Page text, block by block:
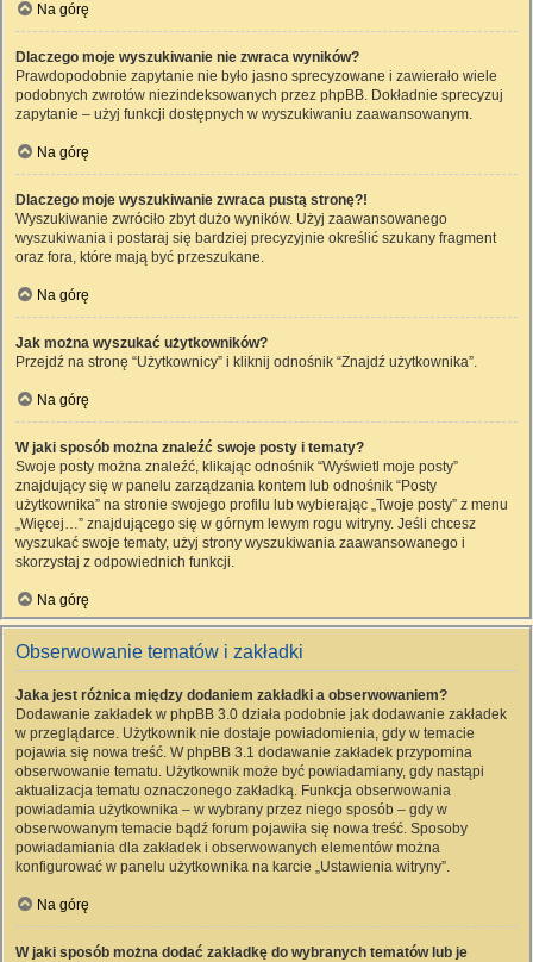
Na górę
Dlaczego moje wyszukiwanie nie zwraca wyników?
Prawdopodobnie zapytanie nie było jasno sprecyzowane i zawierało wiele
podobnych zwrotów niezindeksowanych przez phpBB. Dokładnie sprecyzuj
zapytanie – użyj funkcji dostępnych w wyszukiwaniu zaawansowanym.
Na górę
Dlaczego moje wyszukiwanie zwraca pustą stronę?!
Wyszukiwanie zwróciło zbyt dużo wyników. Użyj zaawansowanego
wyszukiwania i postaraj się bardziej precyzyjnie określić szukany fragment
oraz fora, które mają być przeszukane.
Na górę
Jak można wyszukać użytkowników?
Przejdź na stronę “Użytkownicy” i kliknij odnośnik “Znajdź użytkownika”.
Na górę
W jaki sposób można znaleźć swoje posty i tematy?
Swoje posty można znaleźć, klikając odnośnik “Wyświetl moje posty”
znajdujący się w panelu zarządzania kontem lub odnośnik “Posty
użytkownika” na stronie swojego profilu lub wybierając „Twoje posty” z menu
„Więcej…” znajdującego się w górnym lewym rogu witryny. Jeśli chcesz
wyszukać swoje tematy, użyj strony wyszukiwania zaawansowanego i
skorzystaj z odpowiednich funkcji.
Na górę
Obserwowanie tematów i zakładki
Jaka jest różnica między dodaniem zakładki a obserwowaniem?
Dodawanie zakładek w phpBB 3.0 działa podobnie jak dodawanie zakładek
w przeglądarce. Użytkownik nie dostaje powiadomienia, gdy w temacie
pojawia się nowa treść. W phpBB 3.1 dodawanie zakładek przypomina
obserwowanie tematu. Użytkownik może być powiadamiany, gdy nastąpi
aktualizacja tematu oznaczonego zakładką. Funkcja obserwowania
powiadamia użytkownika – w wybrany przez niego sposób – gdy w
obserwowanym temacie bądź forum pojawiła się nowa treść. Sposoby
powiadamiania dla zakładek i obserwowanych elementów można
konfigurować w panelu użytkownika na karcie „Ustawienia witryny”.
Na górę
W jaki sposób można dodać zakładkę do wybranych tematów lub je